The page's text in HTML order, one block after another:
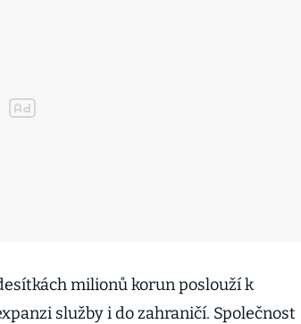
milionů korun poslouží k
služby i do zahraničí. Společnost